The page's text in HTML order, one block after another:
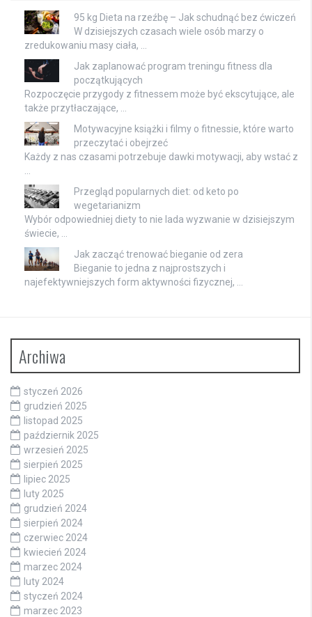
95 kg Dieta na rzeźbę – Jak schudnąć bez ćwiczeń
W dzisiejszych czasach wiele osób marzy o
zredukowaniu masy ciała, …
Jak zaplanować program treningu fitness dla
początkujących
Rozpoczęcie przygody z fitnessem może być ekscytujące, ale
także przytłaczające, …
Motywacyjne książki i filmy o fitnessie, które warto
przeczytać i obejrzeć
Każdy z nas czasami potrzebuje dawki motywacji, aby wstać z
…
Przegląd popularnych diet: od keto po
wegetarianizm
Wybór odpowiedniej diety to nie lada wyzwanie w dzisiejszym
świecie, …
Jak zacząć trenować bieganie od zera
Bieganie to jedna z najprostszych i
najefektywniejszych form aktywności fizycznej, …
Archiwa
styczeń 2026
grudzień 2025
listopad 2025
październik 2025
wrzesień 2025
sierpień 2025
lipiec 2025
luty 2025
grudzień 2024
sierpień 2024
czerwiec 2024
kwiecień 2024
marzec 2024
luty 2024
styczeń 2024
marzec 2023